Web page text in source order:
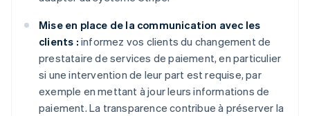
Mise en place de la communication avec les
clients : informez vos clients du changement de
prestataire de services de paiement, en particulier
si une intervention de leur part est requise, par
exemple en mettant à jour leurs informations de
paiement. La transparence contribue à préserver la